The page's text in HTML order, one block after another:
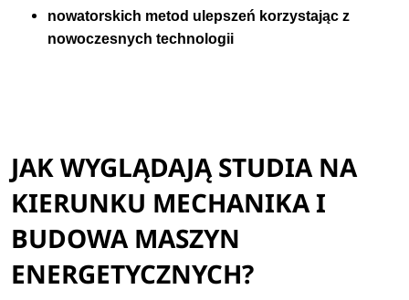
nowatorskich metod ulepszeń korzystając z
nowoczesnych technologii
JAK WYGLĄDAJĄ STUDIA NA
KIERUNKU MECHANIKA I
BUDOWA MASZYN
ENERGETYCZNYCH?